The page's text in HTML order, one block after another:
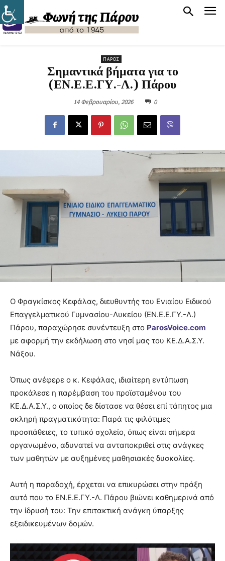
ΠΆΡΟΣ
Σημαντικά βήματα για το
(ΕΝ.Ε.Ε.ΓΥ.-Λ.) Πάρου
14 Φεβρουαρίου, 2026 0
Ο Φραγκίσκος Κεφάλας, διευθυντής του Ενιαίου Ειδικού
Επαγγελματικού Γυμνασίου-Λυκείου (ΕΝ.Ε.Ε.ΓΥ.-Λ.)
Πάρου, παραχώρησε συνέντευξη στο ParosVoice.com
με αφορμή την εκδήλωση στο νησί μας του ΚΕ.Δ.Α.Σ.Υ.
Νάξου.
Όπως ανέφερε ο κ. Κεφάλας, ιδιαίτερη εντύπωση
προκάλεσε η παρέμβαση του προϊσταμένου του
ΚΕ.Δ.Α.Σ.Υ., ο οποίος δε δίστασε να θέσει επί τάπητος μια
σκληρή πραγματικότητα: Παρά τις φιλότιμες
προσπάθειες, το τυπικό σχολείο, όπως είναι σήμερα
οργανωμένο, αδυνατεί να ανταποκριθεί στις ανάγκες
των μαθητών με αυξημένες μαθησιακές δυσκολίες.
Αυτή η παραδοχή, έρχεται να επικυρώσει στην πράξη
αυτό που το ΕΝ.Ε.Ε.ΓΥ.-Λ. Πάρου βιώνει καθημερινά από
την ίδρυσή του: Την επιτακτική ανάγκη ύπαρξης
εξειδικευμένων δομών.